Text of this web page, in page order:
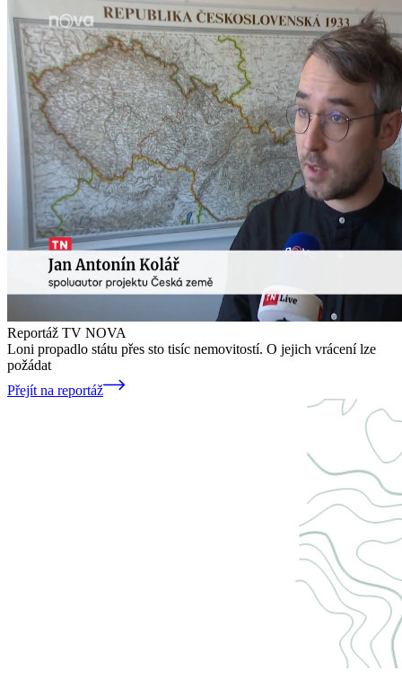
Reportáž TV NOVA
Loni propadlo státu přes sto tisíc nemovitostí. O jejich vrácení lze
požádat
Přejít na reportáž